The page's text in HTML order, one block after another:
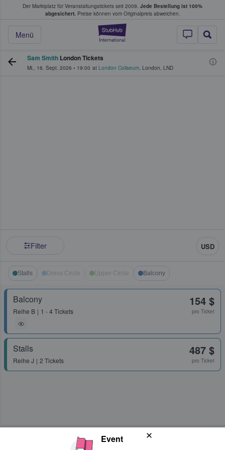
Der Marktplatz für Veranstaltungstickets seit 2009. Jede Bestellung ist 100%
abgesichert. Preise können vom Originalpreis abweichen.
StubHub - Wo
Menü
Tickets kaufen & verkaufen
Sam Smith London Tickets
Mi., 16. Sept. 2026 • 19:00 at London Coliseum, London, LND
Filter USD
Stalls Dress Circle Upper Circle Balcony
Balcony
Reihe B 1 - 4 Tickets
154 $
pro Ticket
Stalls
Reihe J 2 Tickets
487 $
pro Ticket
Event